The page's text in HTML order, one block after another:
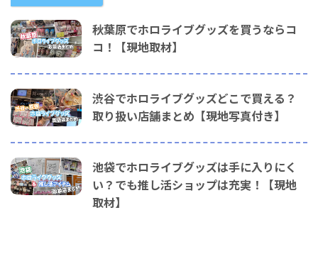
秋葉原でホロライブグッズを買うならコ
コ！【現地取材】
渋谷でホロライブグッズどこで買える？
取り扱い店舗まとめ【現地写真付き】
池袋でホロライブグッズは手に入りにく
い？でも推し活ショップは充実！【現地
取材】